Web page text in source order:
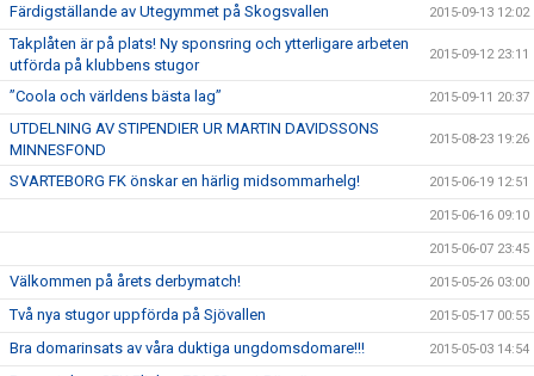
Färdigställande av Utegymmet på Skogsvallen 2015-09-13 12:02
Takplåten är på plats! Ny sponsring och ytterligare arbeten
utförda på klubbens stugor
2015-09-12 23:11
”Coola och världens bästa lag” 2015-09-11 20:37
UTDELNING AV STIPENDIER UR MARTIN DAVIDSSONS
MINNESFOND
2015-08-23 19:26
SVARTEBORG FK önskar en härlig midsommarhelg! 2015-06-19 12:51
2015-06-16 09:10
2015-06-07 23:45
Välkommen på årets derbymatch! 2015-05-26 03:00
Två nya stugor uppförda på Sjövallen 2015-05-17 00:55
Bra domarinsats av våra duktiga ungdomsdomare!!! 2015-05-03 14:54